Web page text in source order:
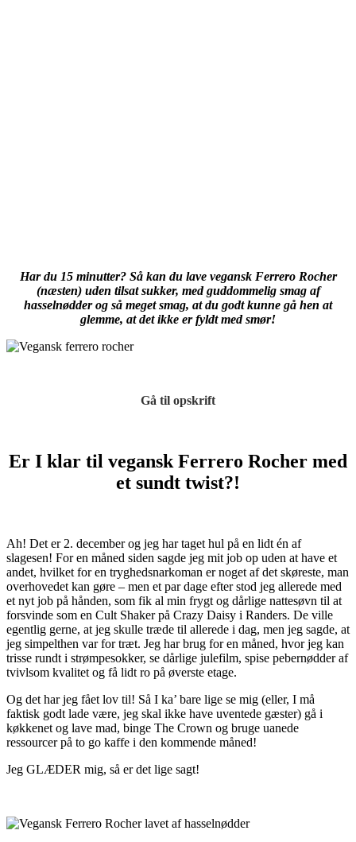
Har du 15 minutter? Så kan du lave vegansk Ferrero Rocher
(næsten) uden tilsat sukker, med guddommelig smag af
hasselnødder og så meget smag, at du godt kunne gå hen at
glemme, at det ikke er fyldt med smør!
Gå til opskrift
Er I klar til vegansk Ferrero Rocher med
et sundt twist?!
Ah! Det er 2. december og jeg har taget hul på en lidt én af
slagesen! For en måned siden sagde jeg mit job op uden at have et
andet, hvilket for en tryghedsnarkoman er noget af det skøreste, man
overhovedet kan gøre – men et par dage efter stod jeg allerede med
et nyt job på hånden, som fik al min frygt og dårlige nattesøvn til at
forsvinde som en Cult Shaker på Crazy Daisy i Randers. De ville
egentlig gerne, at jeg skulle træde til allerede i dag, men jeg sagde, at
jeg simpelthen var for træt. Jeg har brug for en måned, hvor jeg kan
trisse rundt i strømpesokker, se dårlige julefilm, spise pebernødder af
tvivlsom kvalitet og få lidt ro på øverste etage.
Og det har jeg fået lov til! Så I ka’ bare lige se mig (eller, I må
faktisk godt lade være, jeg skal ikke have uventede gæster) gå i
køkkenet og lave mad, binge The Crown og bruge uanede
ressourcer på to go kaffe i den kommende måned!
Jeg GLÆDER mig, så er det lige sagt!